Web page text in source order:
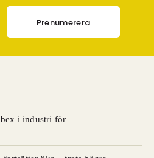
Prenumerera
i industri för